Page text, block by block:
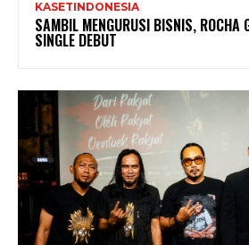
KASETINDONESIA
SAMBIL MENGURUSI BISNIS, ROCHA
SINGLE DEBUT